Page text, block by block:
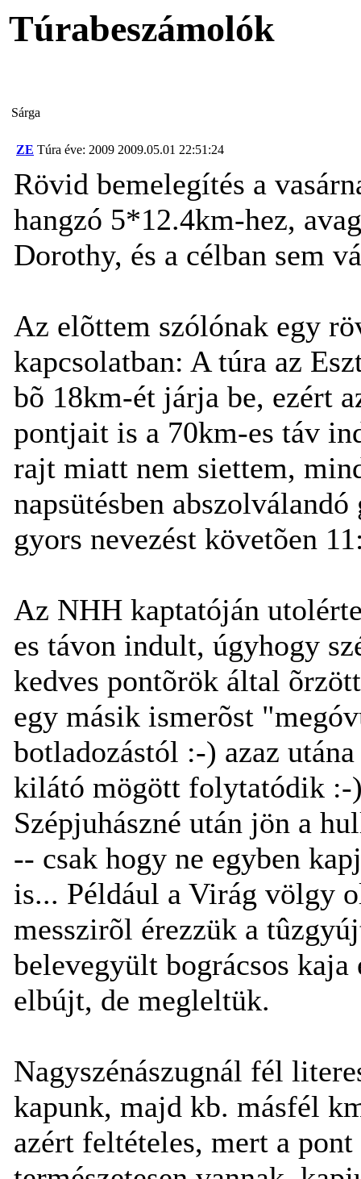
Túrabeszámolók
Sárga
ZE Túra éve: 2009 2009.05.01 22:51:24
Rövid bemelegítés a
hangzó 5*12.4km-hez,
Dorothy, és a célban sem
Az elõttem szólónak egy
kapcsolatban: A túra az
bõ 18km-ét járja be, ezért
pontjait is a 70km-es táv
rajt miatt nem siettem,
napsütésben
gyors nevezést követõen
Az NHH kaptatóján
es távon indult, úgyhogy
kedves pontõrök által
egy másik ismerõst
botladozástól :-) azaz
kilátó mögött folytatódik :-
Szépjuhászné után jön a
-- csak hogy ne egyben
is... Például a Virág völgy
messzirõl érezzük a
belevegyült bográcsos
elbújt, de megleltük.
Nagyszénászugnál fél
kapunk, majd kb. másfél
azért feltételes, mert a